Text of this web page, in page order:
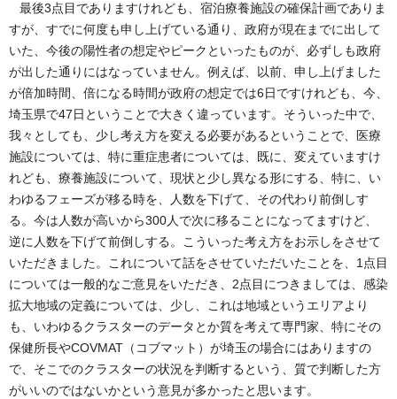
最後3点目でありますけれども、宿泊療養施設の確保計画でありま
すが、すでに何度も申し上げている通り、政府が現在までに出して
いた、今後の陽性者の想定やピークといったものが、必ずしも政府
が出した通りにはなっていません。例えば、以前、申し上げました
が倍加時間、倍になる時間が政府の想定では6日ですけれども、今、
埼玉県で47日ということで大きく違っています。そういった中で、
我々としても、少し考え方を変える必要があるということで、医療
施設については、特に重症患者については、既に、変えていますけ
れども、療養施設について、現状と少し異なる形にする、特に、い
わゆるフェーズが移る時を、人数を下げて、その代わり前倒しす
る。今は人数が高いから300人で次に移ることになってますけど、
逆に人数を下げて前倒しする。こういった考え方をお示しをさせて
いただきました。これについて話をさせていただいたことを、1点目
については一般的なご意見をいただき、2点目につきましては、感染
拡大地域の定義については、少し、これは地域というエリアより
も、いわゆるクラスターのデータとか質を考えて専門家、特にその
保健所長やCOVMAT（コブマット）が埼玉の場合にはありますの
で、そこでのクラスターの状況を判断するという、質で判断した方
がいいのではないかという意見が多かったと思います。